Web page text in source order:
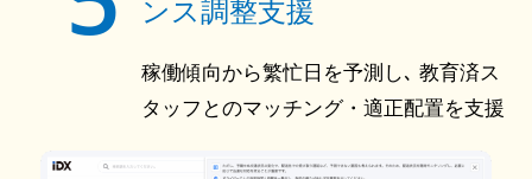
ンス調整支援
稼働傾向から繁忙日を予測し､ 教育済ス
タッフとのマッチング・適正配置を支援